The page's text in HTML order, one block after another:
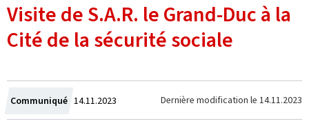
Visite de S.A.R. le Grand-Duc à la
Cité de la sécurité sociale
Communiqué Crée
le
14.11.2023 Dernière modification le 14.11.2023